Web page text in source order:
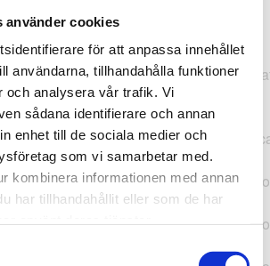
använder cookies
för att anpassa innehållet
användarna, tillhandahålla funktioner
och analysera vår trafik. Vi
sådana identifierare och annan
enhet till de sociala medier och
som vi samarbetar med.
kombinera informationen med annan
har tillhandahållit eller som de har
is not a
_next/static/chunks/pages/
at Array.map
K
_next/static/chunks/pages/
at lk
_next/static/chunks/
at i
_next/static/chunks/